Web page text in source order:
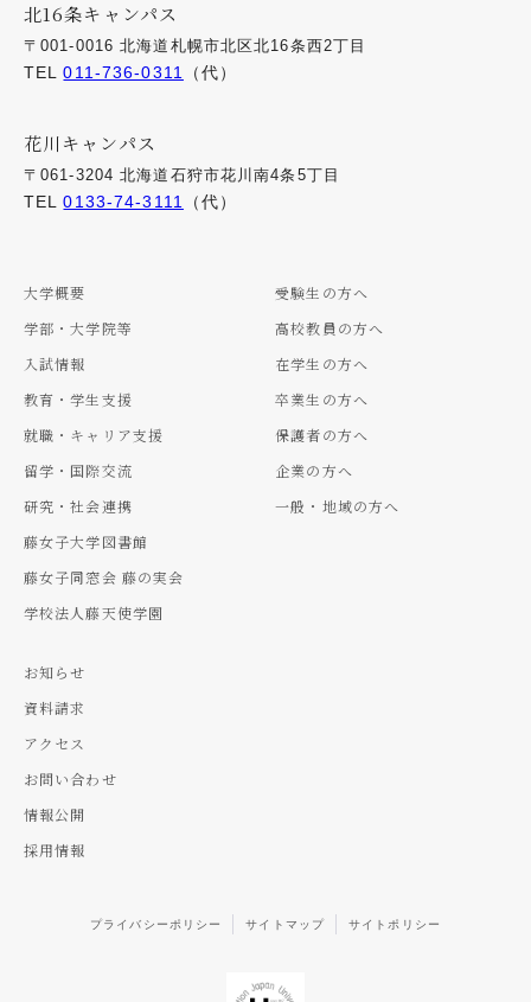
北16条キャンパス
〒001-0016 北海道札幌市北区北16条西2丁目
TEL011-736-0311 （代）
花川キャンパス
〒061-3204 北海道石狩市花川南4条5丁目
TEL0133-74-3111 （代）
大学概要
学部・大学院等
入試情報
教育・学生支援
就職・キャリア支援
留学・国際交流
研究・社会連携
藤女子大学図書館
藤女子同窓会 藤の実会
学校法人藤天使学園
受験生の方へ
高校教員の方へ
在学生の方へ
卒業生の方へ
保護者の方へ
企業の方へ
一般・地域の方へ
お知らせ
資料請求
アクセス
お問い合わせ
情報公開
採用情報
プライバシーポリシー サイトマップ サイトポリシー